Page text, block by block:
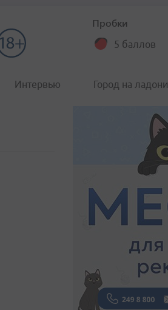
Пробки
5 баллов
Интервью Город на ладони